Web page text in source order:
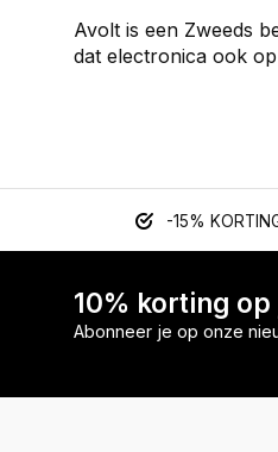
Avolt is een Zweeds
dat electronica ook
-15%
10% korting
Abonneer je op onze